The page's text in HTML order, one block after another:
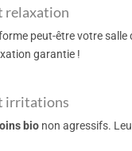
relaxation
peut-être votre salle
garantie !
irritations
bionon agressifs.